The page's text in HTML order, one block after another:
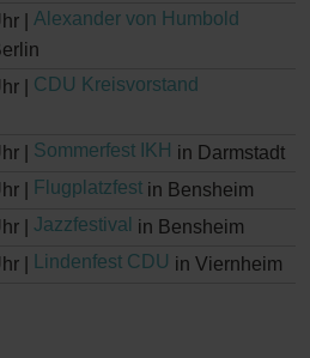
| Alexander von Humbold
| CDU Kreisvorstand
| Sommerfest IKH in Darmstadt
| Flugplatzfest in Bensheim
| Jazzfestival in Bensheim
| Lindenfest CDU in Viernheim